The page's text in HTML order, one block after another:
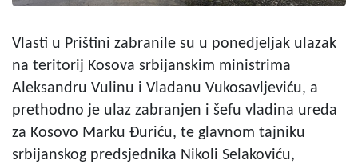
Vlasti u Prištini zabranile su u ponedjeljak ulazak
na teritorij Kosova srbijanskim ministrima
Aleksandru Vulinu i Vladanu Vukosavljeviću, a
prethodno je ulaz zabranjen i šefu vladina ureda
za Kosovo Marku Đuriću, te glavnom tajniku
srbijanskog predsjednika Nikoli Selakoviću,